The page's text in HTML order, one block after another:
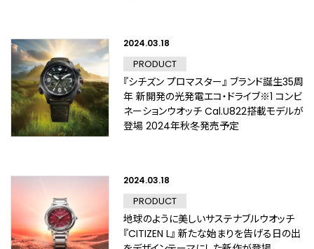
2024.03.18
PRODUCT
『シチズン プロマスター』 ブランド誕生35周
年 新開発の光発電エコ・ドライブ※1 コンビ
ネーションウオッチ Cal.U822搭載モデルが
登場 2024年秋冬発売予定
2024.03.18
PRODUCT
地球のように美しいサステナブルウオッチ
『CITIZEN L』 新たな始まりを告げる日の出